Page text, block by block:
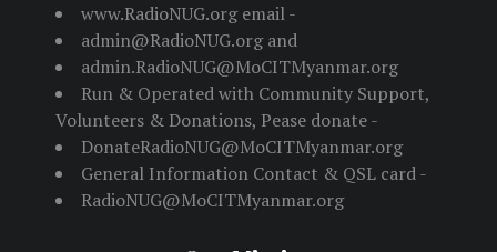
www.RadioNUG.org email -
admin@RadioNUG.org and
admin.RadioNUG@MoCITMyanmar.org
Run & Operated with Community Support,
Volunteers & Donations, Pease donate -
DonateRadioNUG@MoCITMyanmar.org
General Information Contact & QSL card -
RadioNUG@MoCITMyanmar.org